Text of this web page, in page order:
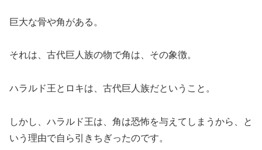
巨大な骨や角がある。
それは、古代巨人族の物で角は、その象徴。
ハラルド王とロキは、古代巨人族だということ。
しかし、ハラルド王は、角は恐怖を与えてしまうから、と
いう理由で自ら引きちぎったのです。